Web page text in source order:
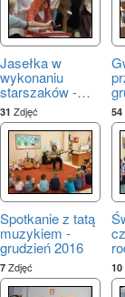
Jasełka w
wykonaniu
starszaków -…
31 Zdjęć 54
Spotkanie z tatą
muzykiem -
grudzień 2016
7 Zdjęć 10